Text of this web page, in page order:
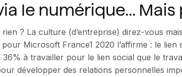
le numérique... Mais
? La culture (d’entreprise) direz-vous
pour Microsoft France1 2020 l’affirme : le lien
à travailler pour le lien social que le
développer des relations personnelles